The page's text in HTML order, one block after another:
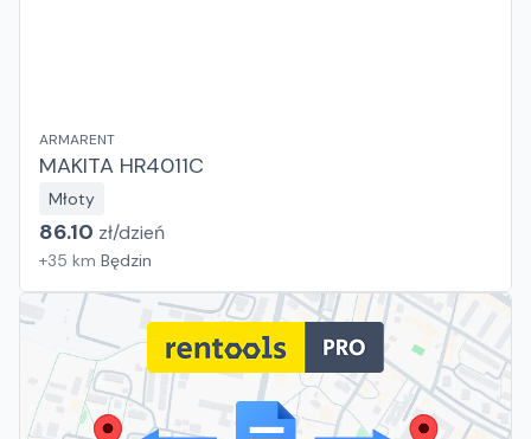
ARMARENT
MAKITA HR4011C
Młoty
86.10 zł/dzień
+35 km Będzin